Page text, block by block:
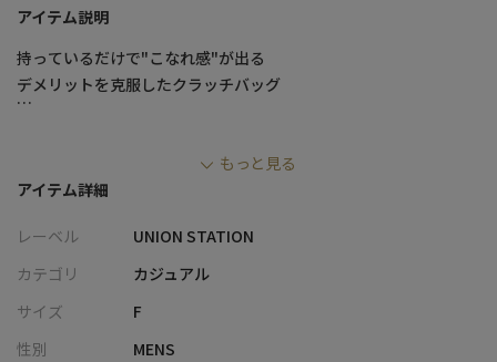
アイテム説明
持っているだけで"こなれ感"が出る
デメリットを克服したクラッチバッグ
「腕が疲れやすい」「落としやすい」といったデメリットがあり
ピッタリと手を通せるスタイリッシュなベルトを装飾すること
で、その弱点をカバーしました。
【自在なコーディネート】
デザインがシンプルでサイズも大きくなく、斜め掛けバッグのよ
もっと見る
アイテム詳細
レーベル
UNION STATION
カテゴリ
カジュアル
サイズ
F
性別
MENS